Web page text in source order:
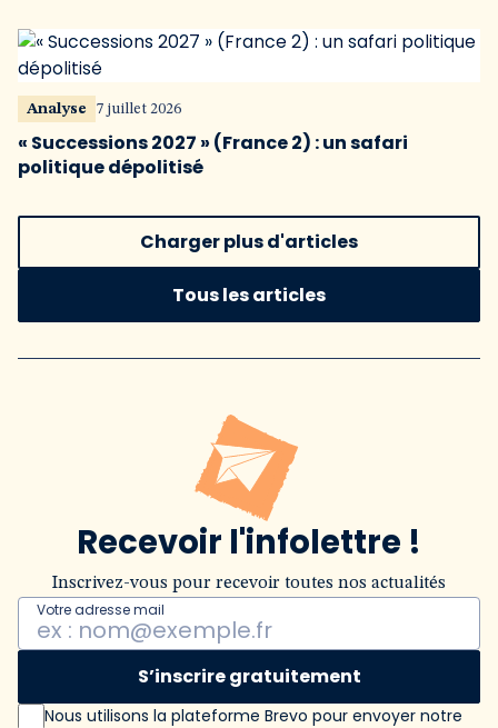
Analyse 7 juillet 2026
« Successions 2027 » (France 2) : un safari
politique dépolitisé
Charger plus d'articles
Tous les articles
Recevoir l'infolettre !
Inscrivez-vous pour recevoir toutes nos actualités
Votre adresse mail
S’inscrire gratuitement
Nous utilisons la plateforme Brevo pour envoyer notre